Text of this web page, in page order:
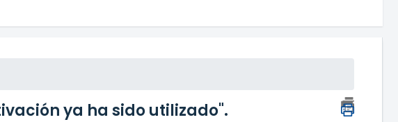
ya ha sido utilizado".